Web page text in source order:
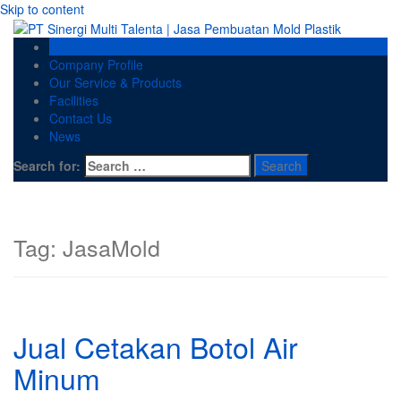
Skip to content
Company Profile
Our Service & Products
Facilities
Contact Us
News
Search for:
Tag: JasaMold
Jual Cetakan Botol Air
Minum